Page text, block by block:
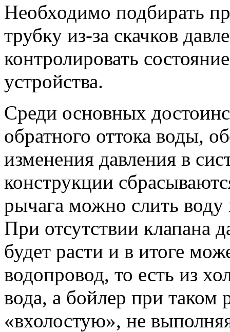
Необходимо подбирать
трубку из-за скачков
контролировать
устройства.
Среди основных
обратного оттока воды,
изменения давления в
конструкции
рычага можно слить воду
При отсутствии клапана
будет расти и в итоге
водопровод, то есть из
вода, а бойлер при таком
«вхолостую», не